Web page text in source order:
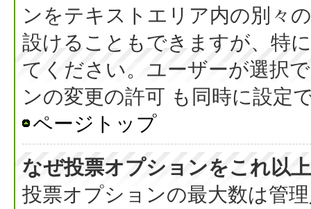
ンをテキストエリア内の別々
設けることもできますが、特
てください。ユーザーが選択
ンの変更の許可 も同時に設定
ページトップ
なぜ投票オプションをこれ以
投票オプションの最大数は管